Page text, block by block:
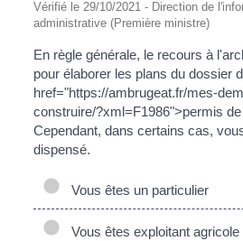
Vérifié le 29/10/2021 - Direction de
administrative (Première ministre)
En règle générale, le recours à
pour élaborer les plans du dossier
href="https://ambrugeat.fr/mes-
construire/?xml=F1986">permis
Cependant, dans certains cas,
dispensé.
Vous êtes un particulier
Vous êtes exploitant